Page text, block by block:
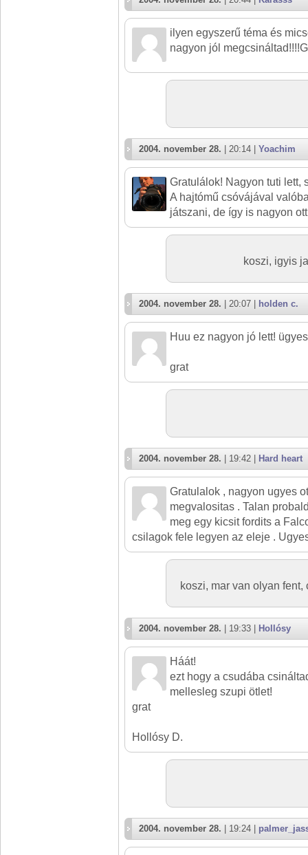
ilyen egyszerű téma és
nagyon jól
2004. november 28. | 20:14 | Yoachim
Gratulálok! Nagyon tuti lett,
A hajtómű csóvájával
játszani, de így is nagyon
koszi, igyis
2004. november 28. | 20:07 | holden c.
Huu ez nagyon jó lett!
grat
2004. november 28. | 19:42 | Hard heart
Gratulalok , nagyon ugyes
megvalositas . Talan
meg egy kicsit fordits a
csilagok fele legyen az eleje .
koszi, mar van olyan
2004. november 28. | 19:33 | Hollósy
Háát!
ezt hogy a csudába
mellesleg szupi ötlet!
grat
Hollósy D.
2004. november 28. | 19:24 |